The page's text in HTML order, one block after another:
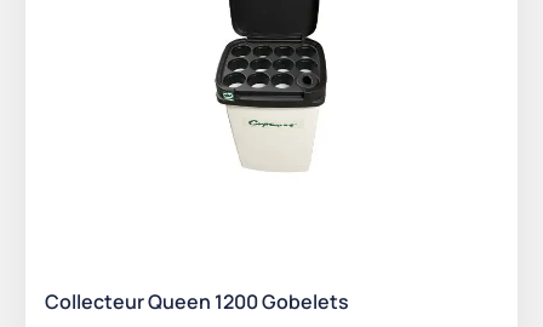
Collecteur Queen 1200 Gobelets